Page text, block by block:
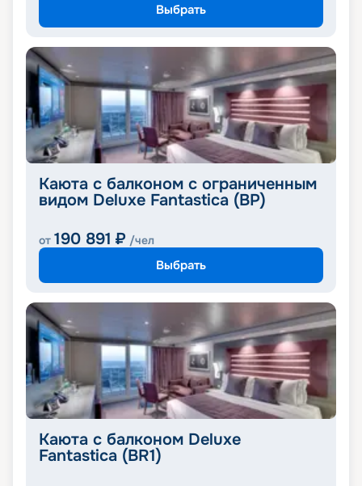
Выбрать
Каюта с балконом с ограниченным
видом Deluxe Fantastica (BP)
от 190 891 ₽ /чел
Выбрать
Каюта с балконом Deluxe
Fantastica (BR1)